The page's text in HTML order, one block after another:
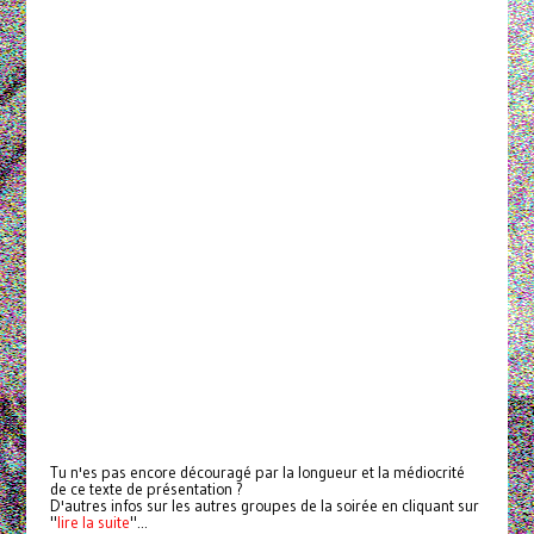
Tu n'es pas encore découragé par la longueur et la médiocrité
de ce texte de présentation ?
D'autres infos sur les autres groupes de la soirée en cliquant sur
"lire la suite"...